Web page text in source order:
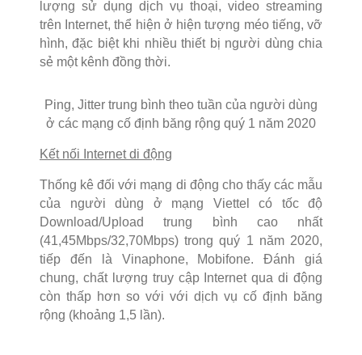
lượng sử dụng dịch vụ thoại, video streaming
trên Internet, thể hiện ở hiện tượng méo tiếng, vỡ
hình, đặc biệt khi nhiều thiết bị người dùng chia
sẻ một kênh đồng thời.
Ping, Jitter trung bình theo tuần của người dùng
ở các mạng cố định băng rộng quý 1 năm 2020
Kết nối Internet di động
Thống kê đối với mạng di động cho thấy các mẫu
của người dùng ở mạng Viettel có tốc độ
Download/Upload trung bình cao nhất
(41,45Mbps/32,70Mbps) trong quý 1 năm 2020,
tiếp đến là Vinaphone, Mobifone. Đánh giá
chung, chất lượng truy cập Internet qua di động
còn thấp hơn so với với dịch vụ cố định băng
rộng (khoảng 1,5 lần).